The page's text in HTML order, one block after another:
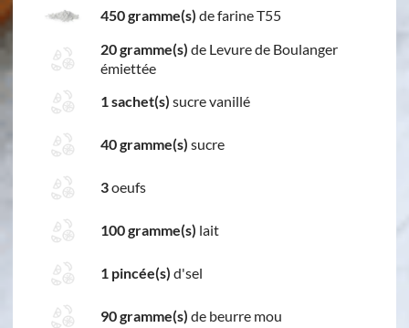
450 gramme(s) de farine T55
20 gramme(s) de Levure de Boulanger
émiettée
1 sachet(s) sucre vanillé
40 gramme(s) sucre
3oeufs
100 gramme(s) lait
1 pincée(s) d'sel
90 gramme(s) de beurre mou